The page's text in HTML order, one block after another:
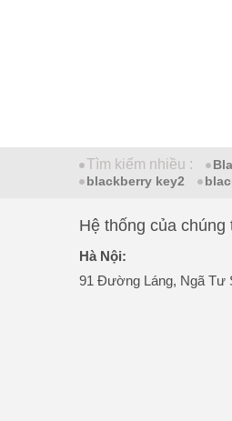
Tìm kiếm nhiều :
blackberry key2
Hệ thống của chúng
Hà Nội:
91 Đường Láng, Ngã Tư